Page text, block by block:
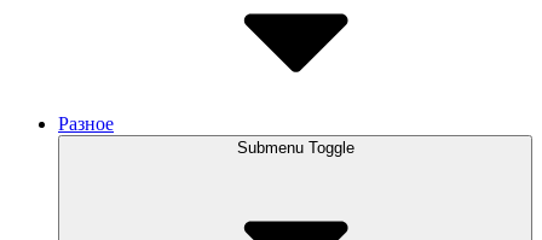
Разное
Submenu Toggle